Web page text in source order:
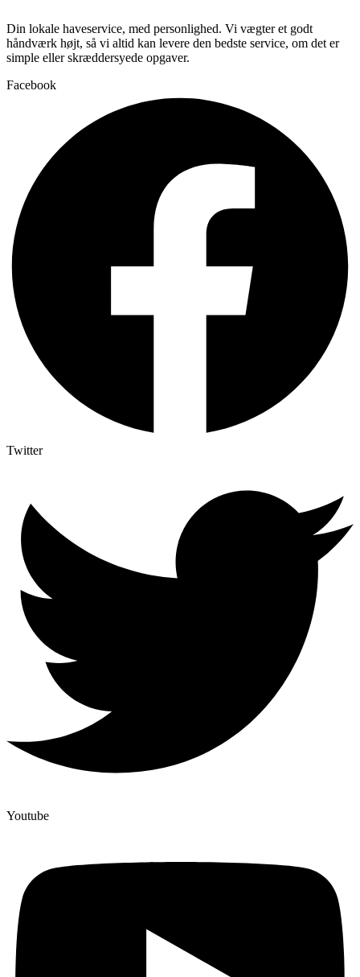
Din lokale haveservice, med personlighed. Vi vægter et godt
håndværk højt, så vi altid kan levere den bedste service, om det er
simple eller skræddersyede opgaver.
Facebook
Twitter
Youtube